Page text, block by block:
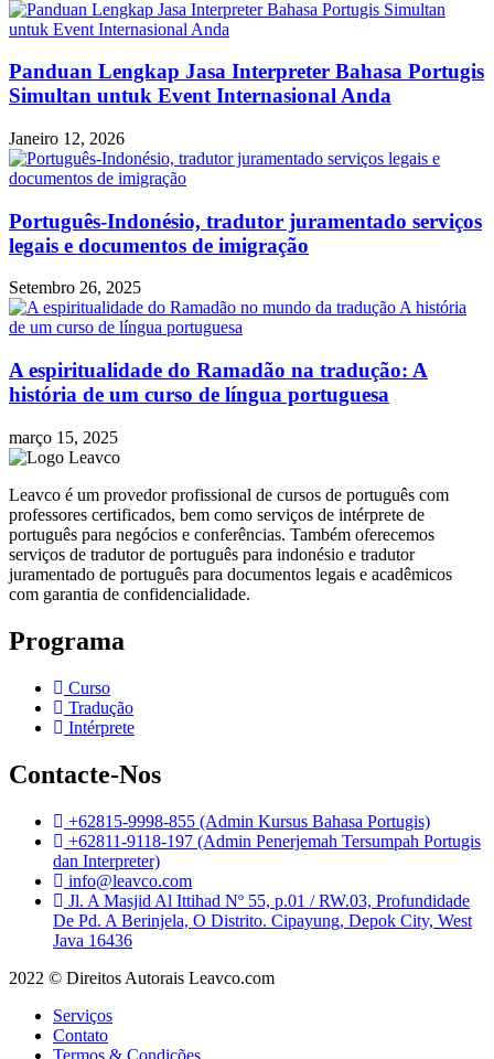
Panduan Lengkap Jasa Interpreter Bahasa Portugis
Simultan untuk Event Internasional Anda
Janeiro 12, 2026
Português-Indonésio, tradutor juramentado serviços
legais e documentos de imigração
Setembro 26, 2025
A espiritualidade do Ramadão na tradução: A
história de um curso de língua portuguesa
março 15, 2025
Leavco é um provedor profissional de cursos de português com
professores certificados, bem como serviços de intérprete de
português para negócios e conferências. Também oferecemos
serviços de tradutor de português para indonésio e tradutor
juramentado de português para documentos legais e acadêmicos
com garantia de confidencialidade.
Programa
Curso
Tradução
Intérprete
Contacte-Nos
+62815-9998-855 (Admin Kursus Bahasa Portugis)
+62811-9118-197 (Admin Penerjemah Tersumpah Portugis
dan Interpreter)
info@leavco.com
Jl. A Masjid Al Ittihad Nº 55, p.01 / RW.03, Profundidade
De Pd. A Berinjela, O Distrito. Cipayung, Depok City, West
Java 16436
2022 © Direitos Autorais Leavco.com
Serviços
Contato
Termos & Condições